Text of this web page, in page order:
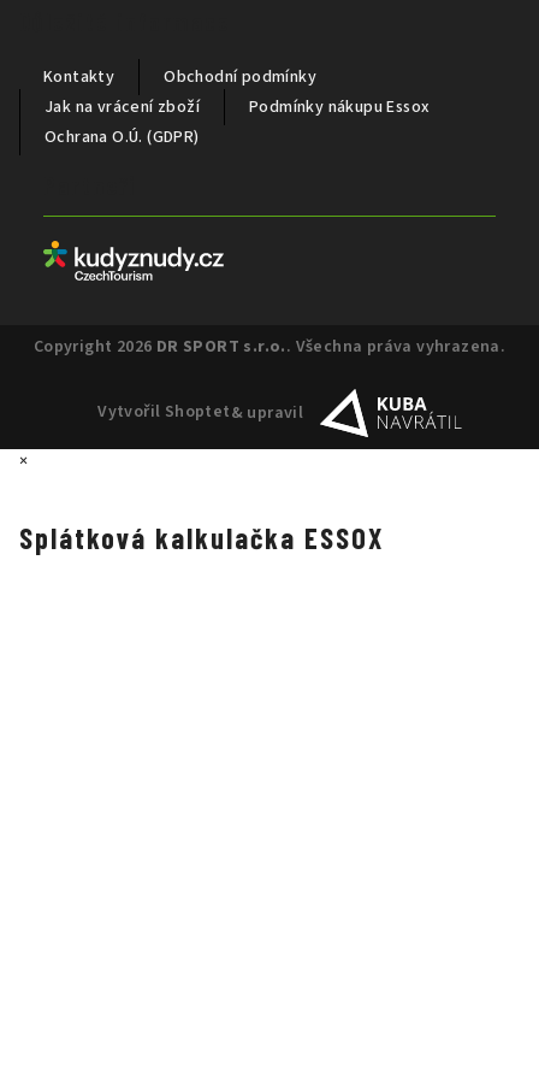
Kontakty
Obchodní podmínky
Jak na vrácení zboží
Podmínky nákupu Essox
Ochrana O.Ú. (GDPR)
Copyright 2026 DR SPORT s.r.o.. Všechna práva vyhrazena.
Vytvořil Shoptet& upravil
×
Splátková kalkulačka ESSOX